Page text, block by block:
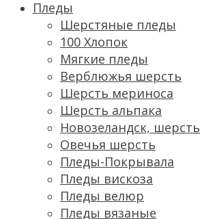
Пледы
Шерстяные пледы
100 Хлопок
Мягкие пледы
Верблюжья шерсть
Шерсть мериноса
Шерсть альпака
Новозеландск, шерсть
Овечья шерсть
Пледы-Покрывала
Пледы вискоза
Пледы велюр
Пледы вязаные